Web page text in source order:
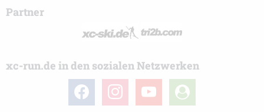
Partner
xc-run.de in den sozialen Netzwerken
facebook instagramyoutube
user-
circle